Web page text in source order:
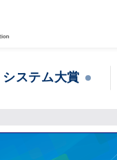
システム大賞